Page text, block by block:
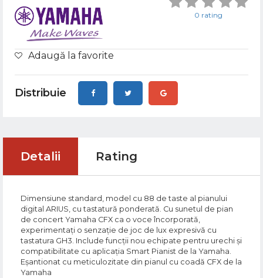
0 rating
Adaugă la favorite
Distribuie
Detalii Rating
Dimensiune standard, model cu 88 de taste al pianului
digital ARIUS, cu tastatură ponderată. Cu sunetul de pian
de concert Yamaha CFX ca o voce încorporată,
experimentați o senzație de joc de lux expresivă cu
tastatura GH3. Include funcții nou echipate pentru urechi și
compatibilitate cu aplicația Smart Pianist de la Yamaha.
Eșantionat cu meticulozitate din pianul cu coadă CFX de la
Yamaha